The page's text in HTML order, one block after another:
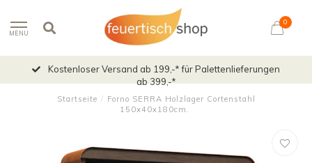
MENU
0
Kostenloser Versand ab 199,-* für Palettenlieferungen
ab 399,-*
Startseite / Forno SERRA Holzlager Cortenstahl
150x40x180cm.